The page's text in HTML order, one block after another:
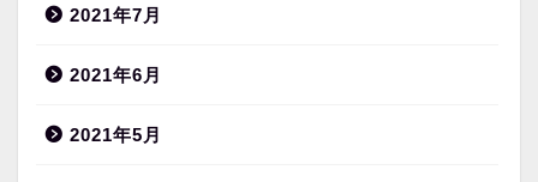
2021年7月
2021年6月
2021年5月